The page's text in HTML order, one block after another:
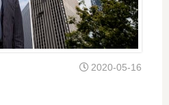
2020-05-16